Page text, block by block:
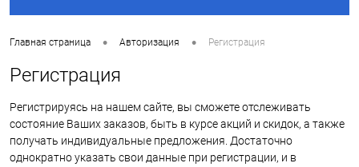
Главная страница • Авторизация • Регистрация
Регистрация
Регистрируясь на нашем сайте, вы сможете отслеживать
состояние Ваших заказов, быть в курсе акций и скидок, а также
получать индивидуальные предложения. Достаточно
однократно указать свои данные при регистрации, и в